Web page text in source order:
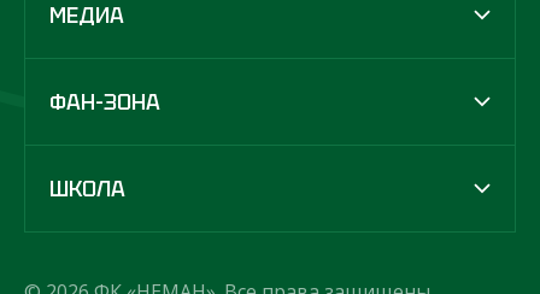
МЕДИА
ФАН-ЗОНА
ШКОЛА